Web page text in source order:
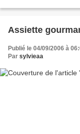
Assiette
Publié le 04/09/2006 à
Par sylvieaa